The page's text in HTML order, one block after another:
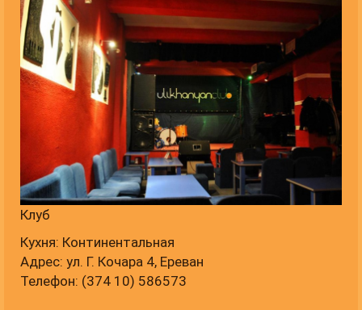
Клуб
Кухня: Континентальная
Адрес: ул. Г. Кочара 4, Ереван
Телефон: (374 10) 586573